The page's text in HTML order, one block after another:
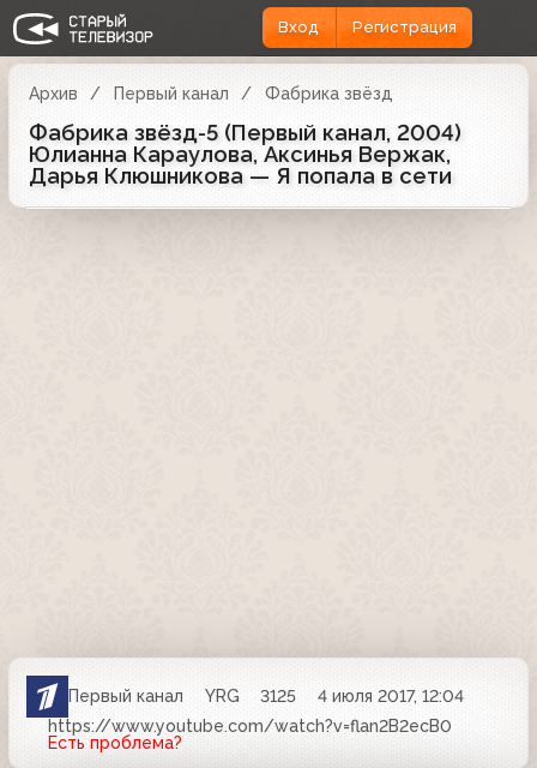
Вход Регистрация
Архив Первый канал Фабрика звёзд
Фабрика звёзд-5 (Первый канал, 2004)
Юлианна Караулова, Аксинья Вержак,
Дарья Клюшникова — Я попала в сети
Первый канал YRG 3125
4 июля 2017, 12:04
https://www.youtube.com/watch?v=flan2B2ecB0
Есть проблема?